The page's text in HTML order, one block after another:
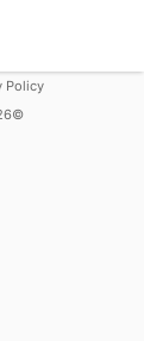
Policy
©